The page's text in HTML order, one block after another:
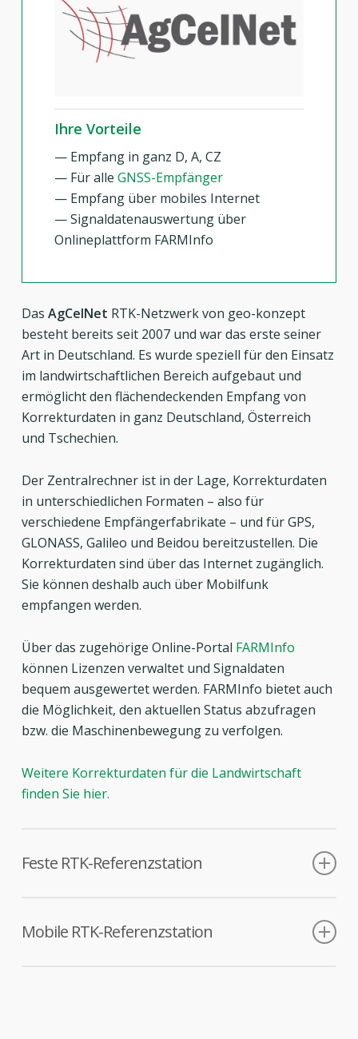
Ihre Vorteile
— Empfang in ganz D, A, CZ
— Für alleGNSS-Empfänger
— Empfang über mobiles Internet
— Signaldatenauswertung über
Onlineplattform FARMInfo
DasAgCelNet RTK-Netzwerk von geo-konzept
besteht bereits seit 2007 und war das erste seiner
Art in Deutschland. Es wurde speziell für den Einsatz
im landwirtschaftlichen Bereich aufgebaut und
ermöglicht den flächendeckenden Empfang von
Korrekturdaten in ganz Deutschland, Österreich
und Tschechien.
Der Zentralrechner ist in der Lage, Korrekturdaten
in unterschiedlichen Formaten – also für
verschiedene Empfängerfabrikate – und für GPS,
GLONASS, Galileo und Beidou bereitzustellen. Die
Korrekturdaten sind über das Internet zugänglich.
Sie können deshalb auch über Mobilfunk
empfangen werden.
Über das zugehörige Online-Portal FARMInfo
können Lizenzen verwaltet und Signaldaten
bequem ausgewertet werden. FARMInfo bietet auch
die Möglichkeit, den aktuellen Status abzufragen
bzw. die Maschinenbewegung zu verfolgen.
Weitere Korrekturdaten für die Landwirtschaft
finden Sie hier.
Feste RTK-Referenzstation
Mobile RTK-Referenzstation